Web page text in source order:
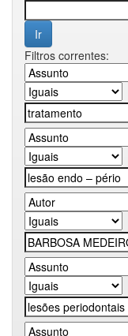
Filtros correntes: